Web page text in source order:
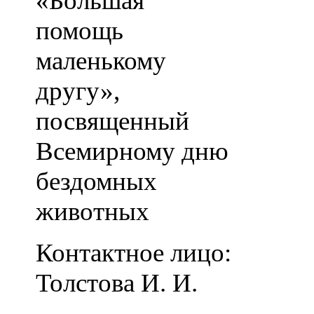
помощь
маленькому
другу»,
посвященный
Всемирному дню
бездомных
животных
Контактное лицо:
Толстова И. И.